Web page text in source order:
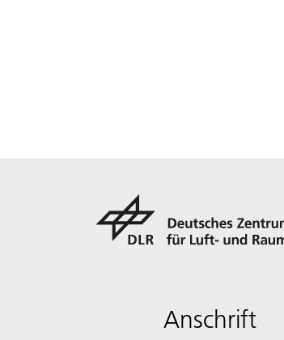
Anschrift